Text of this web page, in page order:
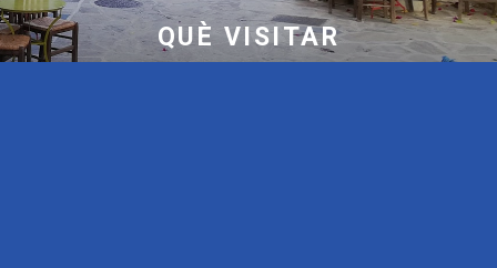
QUÈ VISITAR